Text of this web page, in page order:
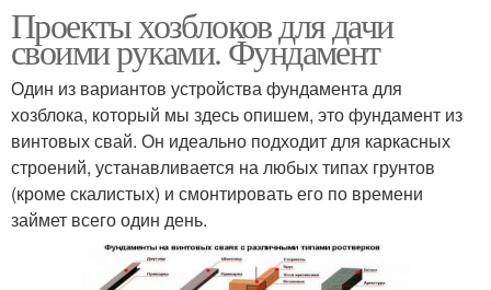
Проекты хозблоков для дачи
своими руками. Фундамент
Один из вариантов устройства фундамента для
хозблока, который мы здесь опишем, это фундамент из
винтовых свай. Он идеально подходит для каркасных
строений, устанавливается на любых типах грунтов
(кроме скалистых) и смонтировать его по времени
займет всего один день.